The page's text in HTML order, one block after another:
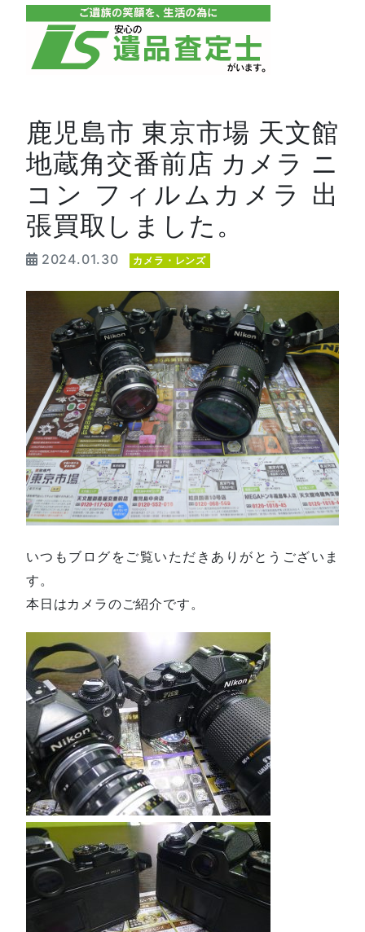
鹿児島市 東京市場 天文館
地蔵角交番前店 カメラ ニ
コン フィルムカメラ 出
張買取しました。
2024.01.30 カメラ・レンズ
いつもブログをご覧いただきありがとうございま
す。
本日はカメラのご紹介です。